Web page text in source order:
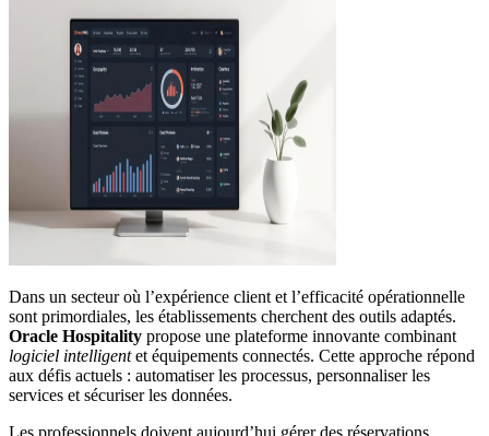
Dans un secteur où l’expérience client et l’efficacité opérationnelle
sont primordiales, les établissements cherchent des outils adaptés.
Oracle Hospitality propose une plateforme innovante combinant
logiciel intelligentet équipements connectés. Cette approche répond
aux défis actuels : automatiser les processus, personnaliser les
services et sécuriser les données.
Les professionnels doivent aujourd’hui gérer des réservations